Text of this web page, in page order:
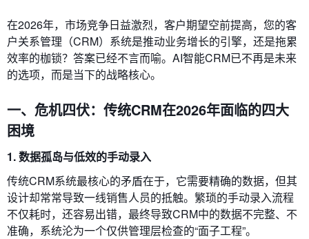
在2026年，市场竞争日益激烈，客户期望空前提高，您的客
户关系管理（CRM）系统是推动业务增长的引擎，还是拖累
效率的枷锁？答案已经不言而喻。AI智能CRM已不再是未来
的选项，而是当下的战略核心。
一、危机四伏：传统CRM在2026年面临的四大
困境
1. 数据孤岛与低效的手动录入
传统CRM系统最核心的矛盾在于，它需要精确的数据，但其
设计却常常导致一线销售人员的抵触。繁琐的手动录入流程
不仅耗时，还容易出错，最终导致CRM中的数据不完整、不
准确，系统沦为一个仅供管理层检查的“面子工程”。